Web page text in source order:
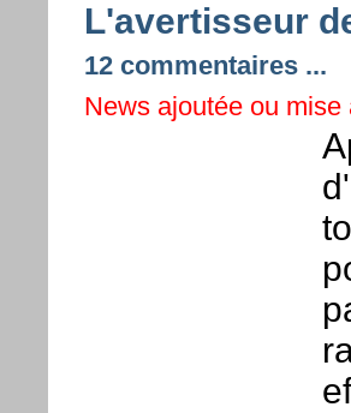
L'avertisseur
12 commentaires ...
News ajoutée ou